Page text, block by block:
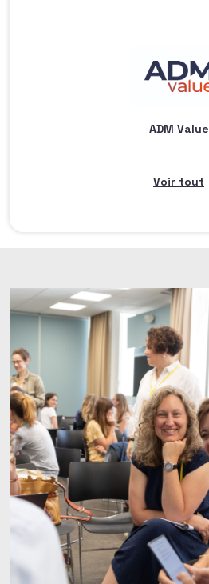
ADM Value
Voir tout